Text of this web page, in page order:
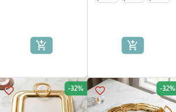
add_shopping_cart
add_shopping_cart
favorite_border -32%
favorite_border -32%